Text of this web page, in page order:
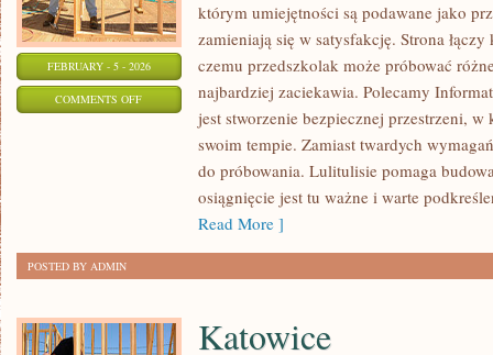
FEBRUARY - 5 - 2026
COMMENTS OFFON
którym umiejętności są podawane jako
zamieniają się w satysfakcję. Strona
czemu przedszkolak może próbować
najbardziej zaciekawia. Polecamy
jest stworzenie bezpiecznej przestrzeni,
swoim tempie. Zamiast twardych
do próbowania. Lulitulisie pomaga
osiągnięcie jest tu ważne i warte
Read More ]
POSTED BY ADMIN
Katowice